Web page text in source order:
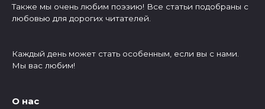
Также мы очень любим поэзию! Все статьи подобраны с
любовью для дорогих читателей.
Каждый день может стать особенным, если вы с нами.
Мы вас любим!
О нас